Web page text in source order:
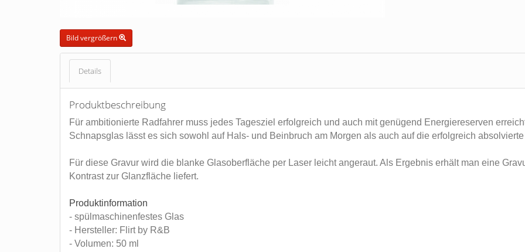
Bild vergrößern
Details
Produktbeschreibung
Für ambitionierte Radfahrer muss jedes Tagesziel erfolgreich und auch mit genügend Energiereserven
Schnapsglas lässt es sich sowohl auf Hals- und Beinbruch am Morgen als auch auf die erfolgreich
Für diese Gravur wird die blanke Glasoberfläche per Laser leicht angeraut. Als Ergebnis erhält man eine
Kontrast zur Glanzfläche liefert.
Produktinformation
- spülmaschinenfestes Glas
- Hersteller: Flirt by R&B
- Volumen: 50 ml